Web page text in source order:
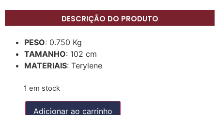
DESCRIÇÃO DO PRODUTO
PESO: 0.750 Kg
TAMANHO: 102 cm
MATERIAIS: Terylene
1 em stock
Adicionar ao carrinho